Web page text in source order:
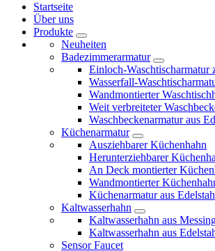
Startseite
Über uns
Produkte
Neuheiten
Badezimmerarmatur
Einloch-Waschtischarmatur
Wasserfall-
Wandmontierter
Weit verbreiteter
Waschbeckenarmatur aus
Küchenarmatur
Ausziehbarer Küchenhahn
Herunterziehbarer
An Deck montierter
Wandmontierter
Küchenarmatur aus
Kaltwasserhahn
Kaltwasserhahn aus
Kaltwasserhahn aus
Sensor Faucet